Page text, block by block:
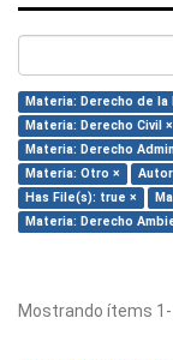
Materia: Derecho de la
Materia: Derecho Civil ×
Materia: Derecho
Materia: Otro ×
Has File(s): true ×
Materia: Derecho
Mostrando ítems 1-